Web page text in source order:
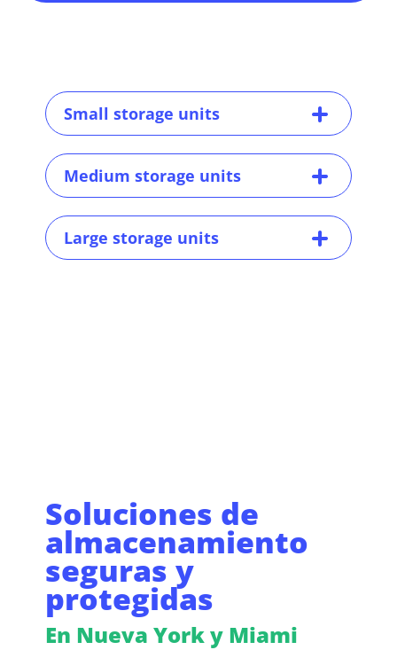
Small storage units
Medium storage units
Large storage units
Soluciones de
almacenamiento
seguras y
protegidas
En Nueva York y Miami